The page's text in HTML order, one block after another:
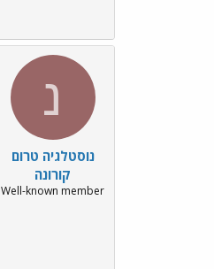
נ
נוסטלגיה טרום
קורונה
Well-known member